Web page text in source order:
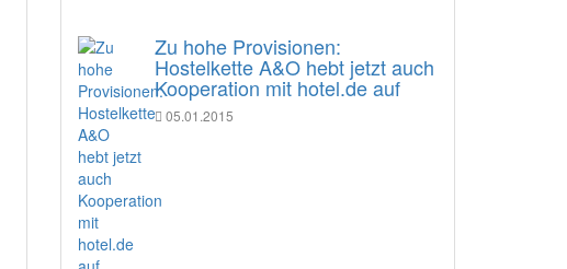
Zu hohe Provisionen:
Hostelkette A&O hebt jetzt auch
Kooperation mit hotel.de auf
05.01.2015